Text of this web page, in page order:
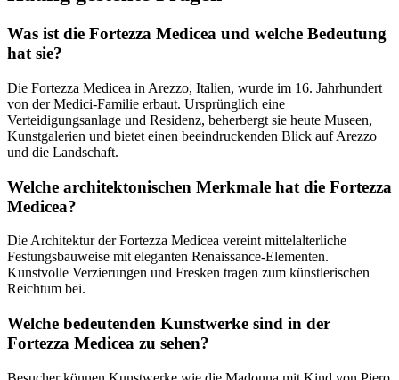
Was ist die Fortezza Medicea und welche Bedeutung
hat sie?
Die Fortezza Medicea in Arezzo, Italien, wurde im 16. Jahrhundert
von der Medici-Familie erbaut. Ursprünglich eine
Verteidigungsanlage und Residenz, beherbergt sie heute Museen,
Kunstgalerien und bietet einen beeindruckenden Blick auf Arezzo
und die Landschaft.
Welche architektonischen Merkmale hat die Fortezza
Medicea?
Die Architektur der Fortezza Medicea vereint mittelalterliche
Festungsbauweise mit eleganten Renaissance-Elementen.
Kunstvolle Verzierungen und Fresken tragen zum künstlerischen
Reichtum bei.
Welche bedeutenden Kunstwerke sind in der
Fortezza Medicea zu sehen?